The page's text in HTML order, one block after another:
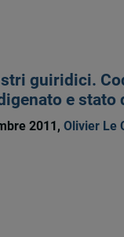
guiridici.
e stato
2011, Olivier Le